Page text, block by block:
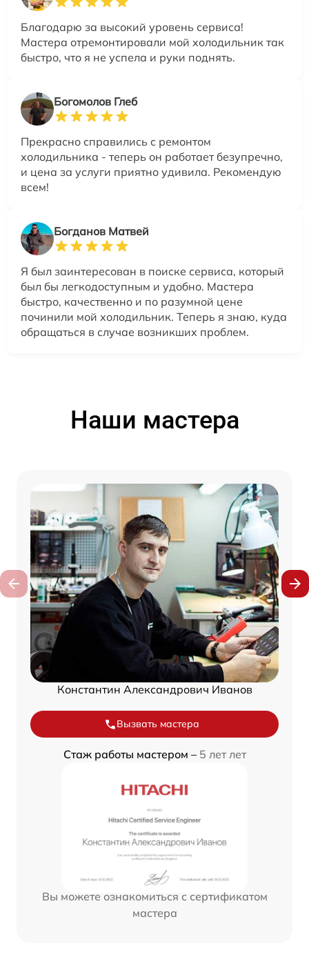
Благодарю за высокий уровень сервиса!
Мастера отремонтировали мой холодильник так
быстро, что я не успела и руки поднять.
Богомолов Глеб
Прекрасно справились с ремонтом
холодильника - теперь он работает безупречно,
и цена за услуги приятно удивила. Рекомендую
всем!
Богданов Матвей
Я был заинтересован в поиске сервиса, который
был бы легкодоступным и удобно. Мастера
быстро, качественно и по разумной цене
починили мой холодильник. Теперь я знаю, куда
обращаться в случае возникших проблем.
Наши мастера
Константин Александрович Иванов
Вызвать мастера
Стаж работы мастером – 5 лет лет
Вы можете ознакомиться с сертификатом
мастера